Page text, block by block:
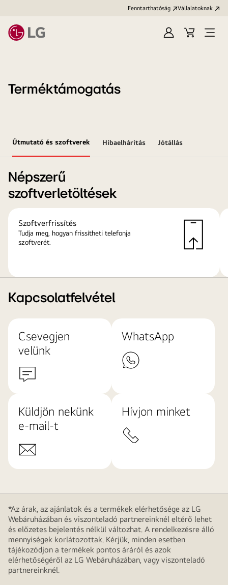
Fenntarthatóság Vállalatoknak
Bejelentkezés
KosárMenü
Terméktámogatás
Útmutató és szoftverek Hibaelhárítás Jótállás
Népszerű
szoftverletöltések
Szoftverfrissítés
Tudja meg, hogyan frissítheti telefonja
szoftverét.
Kapcsolatfelvétel
Csevegjen
velünk
WhatsApp
Küldjön nekünk
e-mail-t
Hívjon minket
*Az árak, az ajánlatok és a termékek elérhetősége az LG
Webáruházában és viszonteladó partnereinknél eltérő lehet
és előzetes bejelentés nélkül változhat. A rendelkezésre álló
mennyiségek korlátozottak. Kérjük, minden esetben
tájékozódjon a termékek pontos áráról és azok
elérhetőségéről az LG Webáruházában, vagy viszonteladó
partnereinknél.